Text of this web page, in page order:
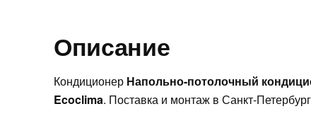
Описание
Кондиционер Напольно-потолочный
Ecoclima. Поставка и монтаж в Санкт-